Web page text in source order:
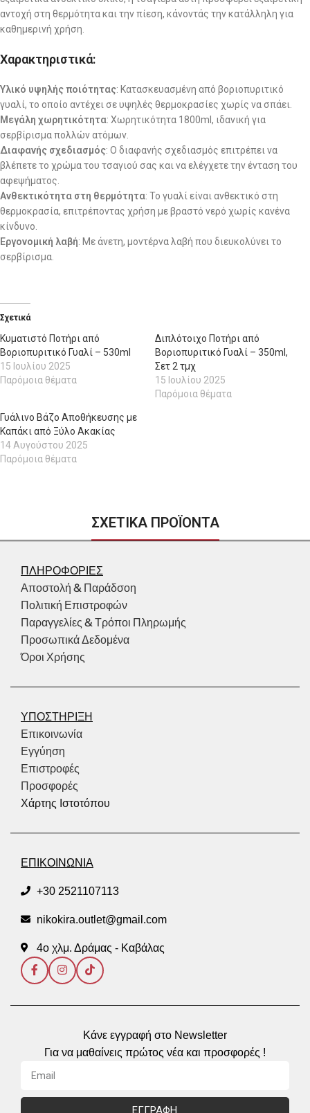
αντοχή στη θερμότητα και την πίεση, κάνοντάς την κατάλληλη για
καθημερινή χρήση.
Χαρακτηριστικά:
Υλικό υψηλής ποιότητας: Κατασκευασμένη από βοριοπυριτικό
γυαλί, το οποίο αντέχει σε υψηλές θερμοκρασίες χωρίς να σπάει.
Μεγάλη χωρητικότητα: Χωρητικότητα 1800ml, ιδανική για
σερβίρισμα πολλών ατόμων.
Διαφανής σχεδιασμός: Ο διαφανής σχεδιασμός επιτρέπει να
βλέπετε το χρώμα του τσαγιού σας και να ελέγχετε την ένταση του
αφεψήματος.
Ανθεκτικότητα στη θερμότητα: Το γυαλί είναι ανθεκτικό στη
θερμοκρασία, επιτρέποντας χρήση με βραστό νερό χωρίς κανένα
κίνδυνο.
Εργονομική λαβή: Με άνετη, μοντέρνα λαβή που διευκολύνει το
σερβίρισμα.
Σχετικά
Κυματιστό Ποτήρι από
Βοριοπυριτικό Γυαλί – 530ml
15 Ιουλίου 2025
Παρόμοια θέματα
Διπλότοιχο Ποτήρι από
Βοριοπυριτικό Γυαλί – 350ml,
Σετ 2 τμχ
15 Ιουλίου 2025
Παρόμοια θέματα
Γυάλινο Βάζο Αποθήκευσης με
Καπάκι από Ξύλο Ακακίας
14 Αυγούστου 2025
Παρόμοια θέματα
ΣΧΕΤΙΚΑ ΠΡΟΪΟΝΤΑ
ΠΛΗΡΟΦΟΡΙΕΣ
Αποστολή & Παράδσοη
Πολιτική Επιστροφών
Παραγγελίες & Τρόποι Πληρωμής
Προσωπικά Δεδομένα
Όροι Χρήσης
ΥΠΟΣΤΗΡΙΞΗ
Επικοινωνία
Εγγύηση
Επιστροφές
Προσφορές
Χάρτης Ιστοτόπου
ΕΠΙΚΟΙΝΩΝΙΑ
+30 2521107113
nikokira.outlet@gmail.com
4ο χλμ. Δράμας - Καβάλας
Κάνε εγγραφή στο Newsletter
Για να μαθαίνεις πρώτος νέα και προσφορές !